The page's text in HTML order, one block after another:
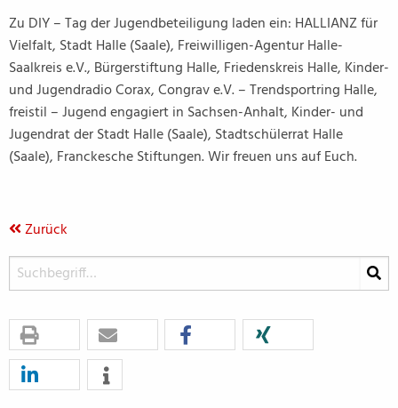
Zu DIY – Tag der Jugendbeteiligung laden ein: HALLIANZ für
Vielfalt, Stadt Halle (Saale), Freiwilligen-Agentur Halle-
Saalkreis e.V., Bürgerstiftung Halle, Friedenskreis Halle, Kinder-
und Jugendradio Corax, Congrav e.V. – Trendsportring Halle,
freistil – Jugend engagiert in Sachsen-Anhalt, Kinder- und
Jugendrat der Stadt Halle (Saale), Stadtschülerrat Halle
(Saale), Franckesche Stiftungen. Wir freuen uns auf Euch.
Zurück